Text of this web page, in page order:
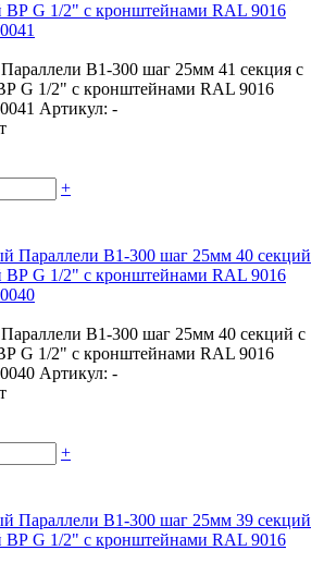
В1-300 шаг 25мм 41 секция с
G 1/2" с кронштейнами RAL 9016
Артикул: -
+
В1-300 шаг 25мм 40 секций с
G 1/2" с кронштейнами RAL 9016
Артикул: -
+